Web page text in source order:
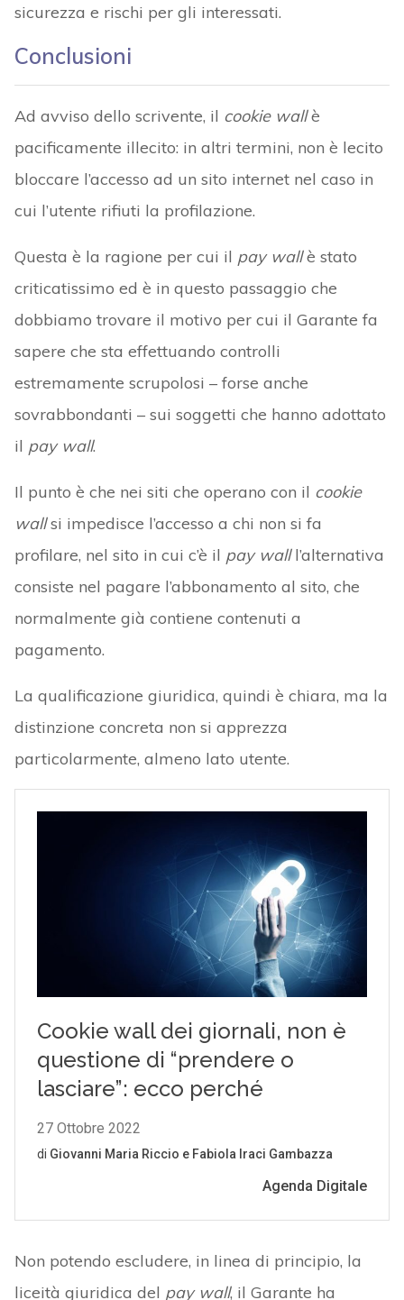
sicurezza e rischi per gli interessati.
Conclusioni
Ad avviso dello scrivente, il cookie wallè
pacificamente illecito: in altri termini, non è lecito
bloccare l’accesso ad un sito internet nel caso in
cui l’utente rifiuti la profilazione.
Questa è la ragione per cui il pay wallè stato
criticatissimo ed è in questo passaggio che
dobbiamo trovare il motivo per cui il Garante fa
sapere che sta effettuando controlli
estremamente scrupolosi – forse anche
sovrabbondanti – sui soggetti che hanno adottato
il pay wall.
Il punto è che nei siti che operano con il cookie
wallsi impedisce l’accesso a chi non si fa
profilare, nel sito in cui c’è il pay walll’alternativa
consiste nel pagare l’abbonamento al sito, che
normalmente già contiene contenuti a
pagamento.
La qualificazione giuridica, quindi è chiara, ma la
distinzione concreta non si apprezza
particolarmente, almeno lato utente.
Non potendo escludere, in linea di principio, la
liceità giuridica del pay wall, il Garante ha